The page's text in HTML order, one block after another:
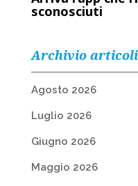
sconosciuti
Archivio articoli
Agosto 2026
Luglio 2026
Giugno 2026
Maggio 2026